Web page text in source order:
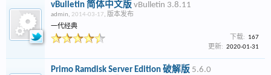
vBulletin 简体中文版 vBulletin 3.8.11
admin, 2014-03-17, 版本发布
一代经典
下载:
167
更新: 2020-01-31
Primo Ramdisk Server Edition 破解版 5.6.0